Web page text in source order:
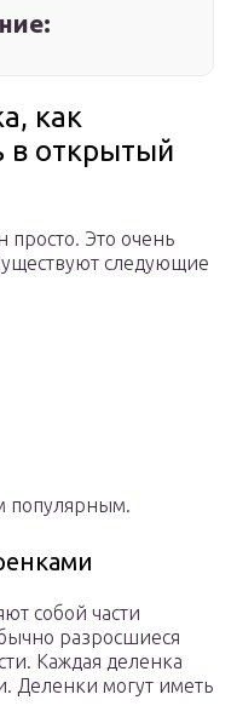
как
в открытый
Это очень
следующие
популярным.
собой части
разросшиеся
Каждая деленка
Деленки могут иметь